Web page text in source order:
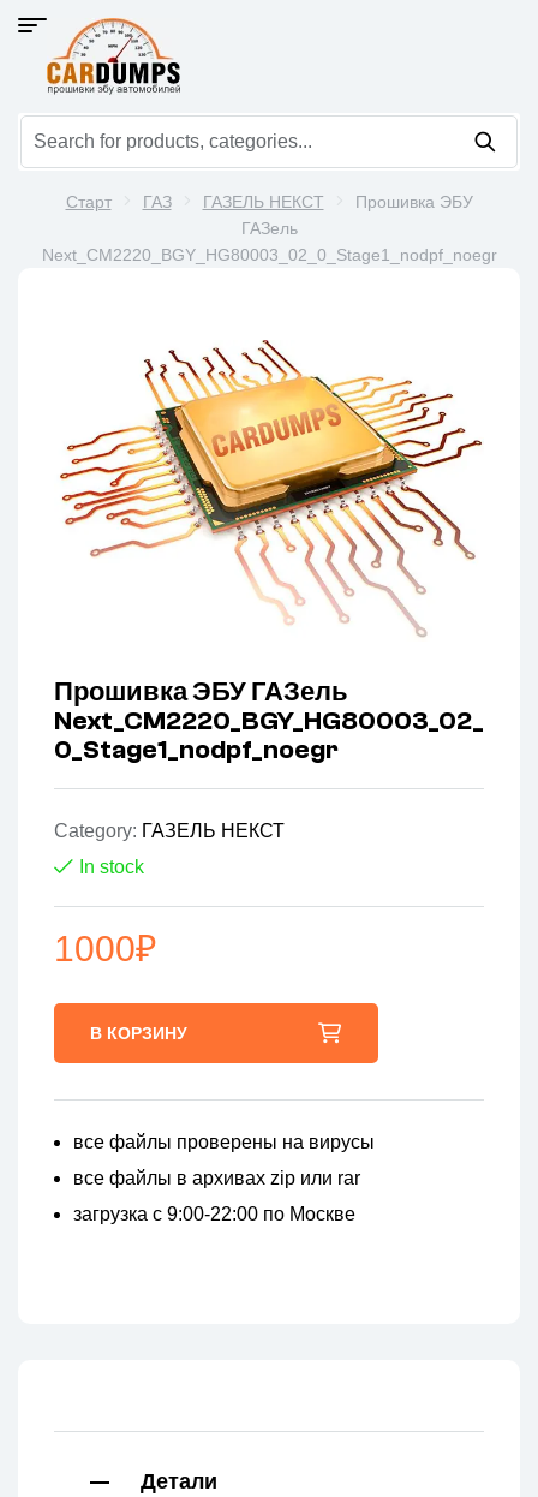
Старт ГАЗ ГАЗЕЛЬ НЕКСТ
Прошивка ЭБУ
ГАЗель
Next_CM2220_BGY_HG80003_02_0_Stage1_nodpf_noegr
Прошивка ЭБУ ГАЗель
Next_CM2220_BGY_HG80003_02_
0_Stage1_nodpf_noegr
Category: ГАЗЕЛЬ НЕКСТ
In stock
1000₽
В КОРЗИНУ
все файлы проверены на вирусы
все файлы в архивах zip или rar
загрузка с 9:00-22:00 по Москве
Детали